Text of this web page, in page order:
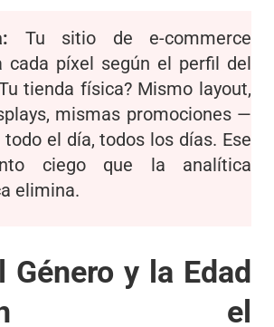
Tu sitio de e-commerce
cada píxel según el perfil del
tienda física? Mismo layout,
mismas promociones —
el día, todos los días. Ese
ciego que la analítica
elimina.
Género y la Edad
el